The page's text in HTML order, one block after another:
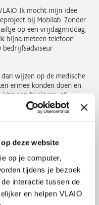
deze website
op je computer,
tijdens je bezoek
interactie tussen de
en helpen VLAIO
Ik mocht mijn idee
bij Mobilab. Zonder
op een vrijdagmiddag
bijna meteen telefoon
bedrijfsadviseur
wijzen op de medische
ermee konden doen en
een business- of
De hulp van Patrick
om ons
Ons dossier werd
want hoewel dat